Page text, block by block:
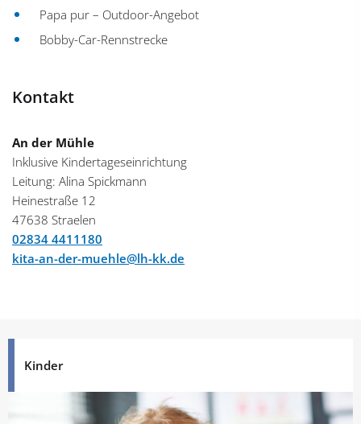
Papa pur – Outdoor-Angebot
Bobby-Car-Rennstrecke
Kontakt
An der Mühle
Inklusive Kindertageseinrichtung
Leitung: Alina Spickmann
Heinestraße 12
47638 Straelen
02834 4411180
kita-an-der-muehle@lh-kk.de
Kinder